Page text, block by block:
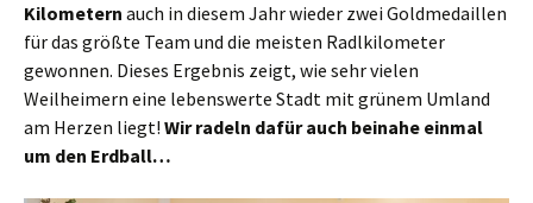
Kilometern auch in diesem Jahr wieder zwei Goldmedaillen
für das größte Team und die meisten Radlkilometer
gewonnen. Dieses Ergebnis zeigt, wie sehr vielen
Weilheimern eine lebenswerte Stadt mit grünem Umland
am Herzen liegt! Wir radeln dafür auch beinahe einmal
um den Erdball…